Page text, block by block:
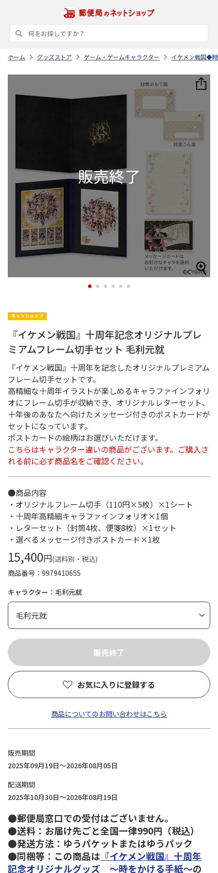
ホーム グッズストア ゲーム・ゲームキャラクター イケメン戦国◆
1 2 3 4 5 6
『イケメン戦国』十周年記念オリジナルプレ
ミアムフレーム切手セット 毛利元就
『イケメン戦国』十周年を記念したオリジナルプレミアム
フレーム切手セットです。
高精細な十周年イラストが楽しめるキャラファインフォリ
オにフレーム切手が収納でき、オリジナルレターセット、
十年後のあなたへ向けたメッセージ付きのポストカードが
セットになっています。
ポストカードの絵柄はお選びいただけます。
こちらはキャラクター違いの商品がございます。ご購入さ
れる前に必ず商品名をご確認ください。
●商品内容
・オリジナルフレーム切手（110円×5枚）×1シート
・十周年高精細キャラファインフォリオ×1個
・レターセット（封筒4枚、便箋8枚）×1セット
・選べるメッセージ付きポストカード×1枚
15,400円(送料別・税込)
商品番号
9979410655
キャラクター：毛利元就
お気に入りに登録する
商品についてのお問い合わせはこちら
販売期間
2025年09月19日～2026年08月05日
配送期間
2025年10月30日～2026年08月19日
●郵便局窓口での受付はございません。
●送料：お届け先ごと全国一律990円（税込）
●発送方法：ゆうパケットまたはゆうパック
●同梱等：この商品は 『イケメン戦国』十周年
記念オリジナルグッズ ～時をかける手紙～の